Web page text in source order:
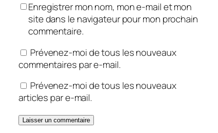
Enregistrer mon nom, mon e-mail et mon
site dans le navigateur pour mon prochain
commentaire.
Prévenez-moi de tous les nouveaux
commentaires par e-mail.
Prévenez-moi de tous les nouveaux
articles par e-mail.